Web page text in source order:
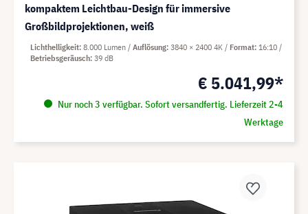
kompaktem Leichtbau-Design für immersive
Großbildprojektionen, weiß
€ 5.041,99*
Nur noch 3 verfügbar. Sofort versandfertig. Lieferzeit 2-4
Werktage
Lichthelligkeit 8.000 Lumen Auflösung 3840 × 2400 4K Format 16:10
Betriebsgeräusch 39 dB